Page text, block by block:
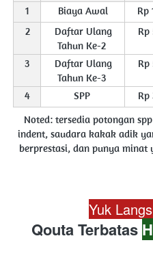
1
Biaya Awal Rp
2
Daftar Ulang
Tahun Ke-2
3
Daftar Ulang
Tahun Ke-3
4 SPP
Noted: tersedia potongan
indent, saudara kakak adik
berprestasi, dan punya
Yuk
Qouta Terbatas